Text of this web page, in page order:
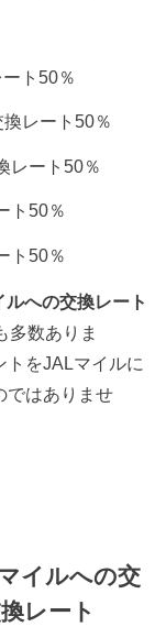
ト50％
レート50％
レート50％
ト50％
ト50％
への交換レート
多数ありま
トをJALマイルに
ではありませ
イルへの交
レート